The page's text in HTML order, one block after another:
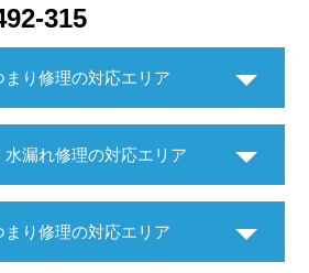
315
まり修理の対応エリア
漏れ修理の対応エリア
り修理の対応エリア